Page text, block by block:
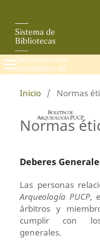
Inicio / Normas
Normas
Deberes
Las personas
Arqueología PUCP,
árbitros y
cumplir con
generales.